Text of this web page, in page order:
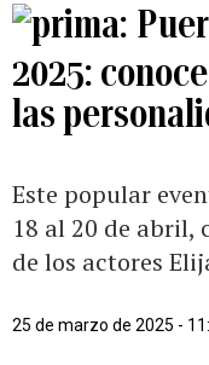
2025:
las
Este popular
18 al 20 de abril,
de los actores
25 de marzo de 2025 -